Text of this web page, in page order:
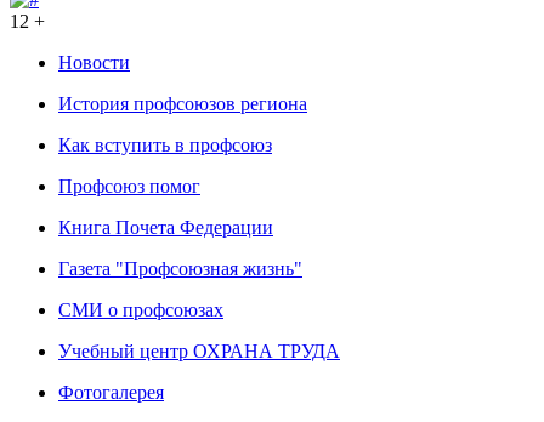
12 +
Новости
История профсоюзов региона
Как вступить в профсоюз
Профсоюз помог
Книга Почета Федерации
Газета "Профсоюзная жизнь"
СМИ о профсоюзах
Учебный центр ОХРАНА ТРУДА
Фотогалерея